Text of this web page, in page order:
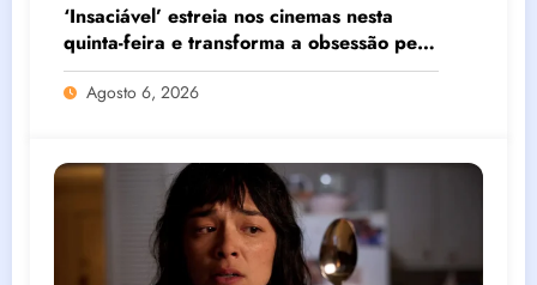
‘Insaciável’ estreia nos cinemas nesta
quinta-feira e transforma a obsessão pela
magreza em um perturbador pesadelo de
body horror
Agosto 6, 2026